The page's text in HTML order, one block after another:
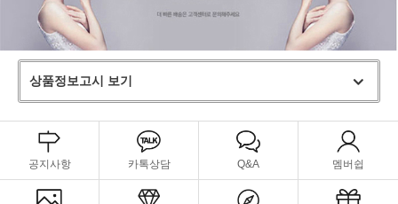
상품정보고시 보기
공지사항 카톡상담 Q&A 멤버쉽